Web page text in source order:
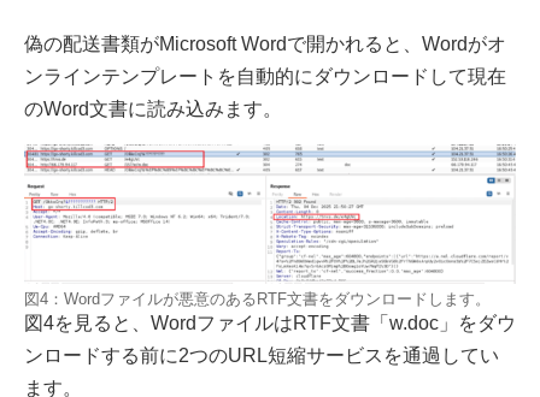
偽の配送書類がMicrosoft Wordで開かれると、Wordがオ
ンラインテンプレートを自動的にダウンロードして現在
のWord文書に読み込みます。
図4：Wordファイルが悪意のあるRTF文書をダウンロードします。
図4を見ると、WordファイルはRTF文書「w.doc」をダウ
ンロードする前に2つのURL短縮サービスを通過してい
ます。